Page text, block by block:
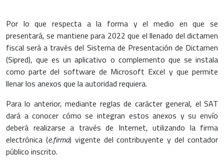
Por lo que respecta a la forma y el medio en que se
presentará, se mantiene para 2022 que el llenado del dictamen
fiscal será a través del Sistema de Presentación de Dictamen
(Sipred), que es un aplicativo o complemento que se instala
como parte del software de Microsoft Excel y que permite
llenar los anexos que la autoridad requiera.
Para lo anterior, mediante reglas de carácter general, el SAT
dará a conocer cómo se integran estos anexos y su envío
deberá realizarse a través de Internet, utilizando la firma
electrónica (e.firma) vigente del contribuyente y del contador
público inscrito.